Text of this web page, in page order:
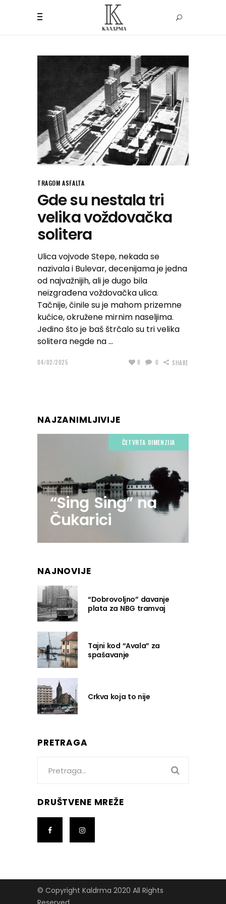
TRAGOM ASFALTA
Gde su nestala tri
velika voždovačka
solitera
Ulica vojvode Stepe, nekada se
nazivala i Bulevar, decenijama je jedna
od najvažnijih, ali je dugo bila
neizgrađena voždovačka ulica.
Tačnije, činile su je mahom prizemne
kućice, okružene mirnim naseljima.
Jedino što je baš štrčalo su tri velika
solitera negde na
04/02/2025 8 0 SHARE
NAJZANIMLJIVIJE
ČETVRTA DIMENZIJA
“Sing Sing” na
Čukarici
NAJNOVIJE
“Dobrovoljno” davanje
plata za NBG tramvaj
Tajni kod “Avala” za
spašavanje
Crkva koja to nije
PRETRAGA
DRUŠTVENE MREŽE
© Copyright Kaldrma 2020 All Rights